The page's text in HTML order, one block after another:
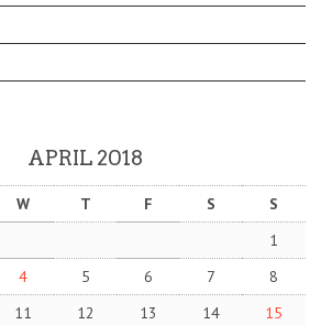
APRIL 2018
W T F S
S
1
4 5 6 7
8
11 12 13 14
15